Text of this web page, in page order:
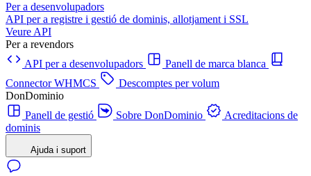
Per a desenvolupadors
API per a registre i gestió de dominis, allotjament i SSL
Veure API
Per a revendors
API per a desenvolupadors
Panell de marca blanca
Connector WHMCS
Descomptes per volum
DonDominio
Panell de gestió
Sobre DonDominio
Acreditacions de
dominis
Ajuda i suport